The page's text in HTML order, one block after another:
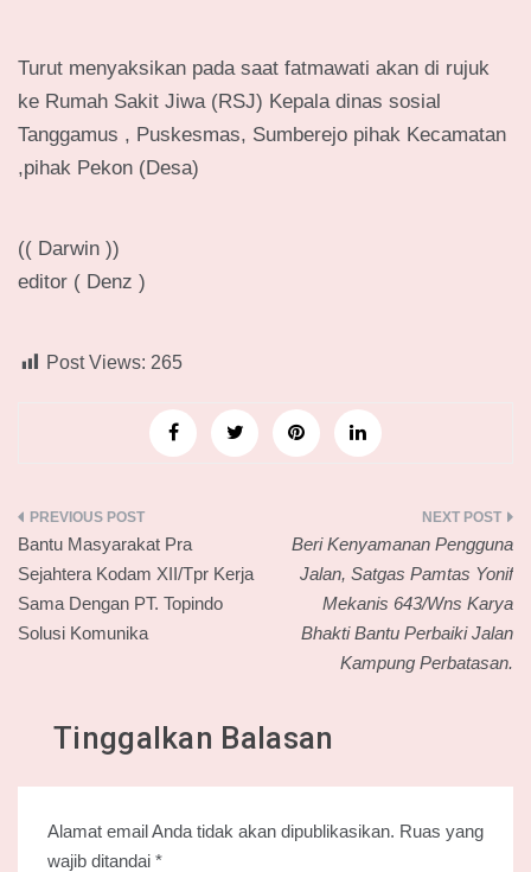
Turut menyaksikan pada saat fatmawati akan di rujuk
ke Rumah Sakit Jiwa (RSJ) Kepala dinas sosial
Tanggamus , Puskesmas, Sumberejo pihak Kecamatan
,pihak Pekon (Desa)
(( Darwin ))
editor ( Denz )
Post Views: 265
Navigasi
pos
Bantu Masyarakat Pra
Sejahtera Kodam XII/Tpr Kerja
Sama Dengan PT. Topindo
Solusi Komunika
Beri Kenyamanan Pengguna
Jalan, Satgas Pamtas Yonif
Mekanis 643/Wns Karya
Bhakti Bantu Perbaiki Jalan
Kampung Perbatasan.
Tinggalkan Balasan
Alamat email Anda tidak akan dipublikasikan. Ruas yang
wajib ditandai *